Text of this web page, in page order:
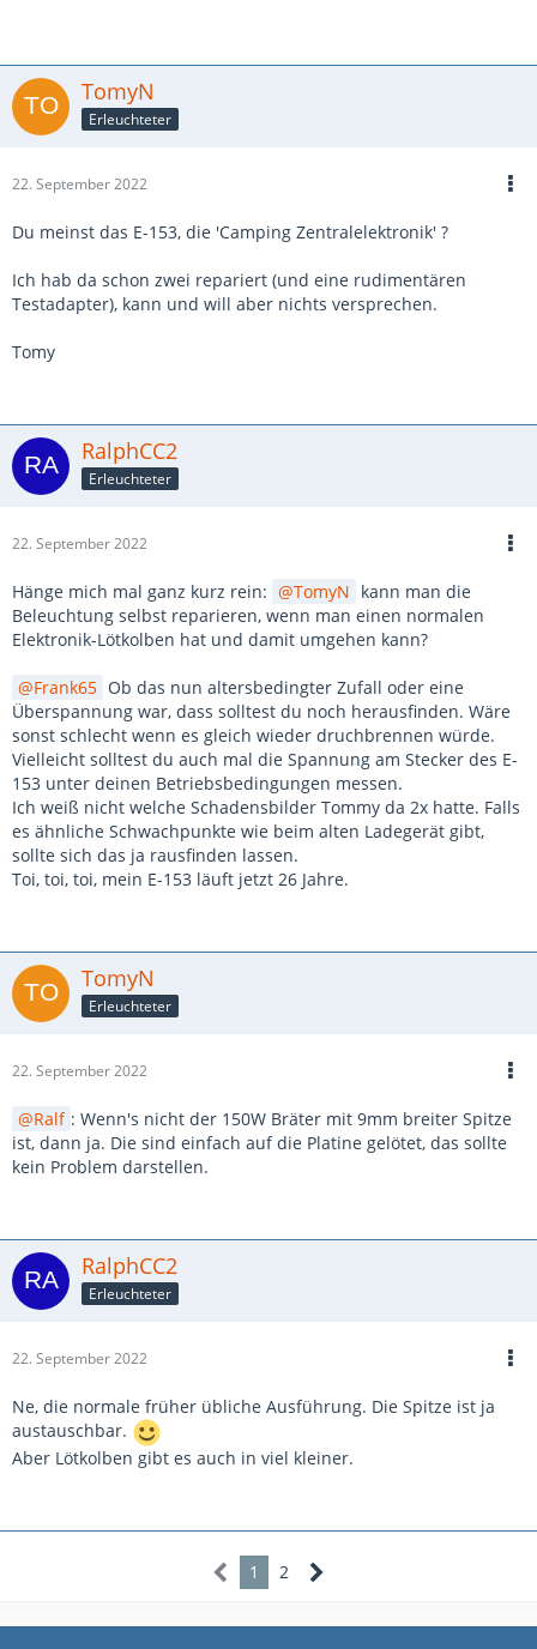
TomyN
Erleuchteter
22. September 2022
Du meinst das E-153, die 'Camping Zentralelektronik' ?
Ich hab da schon zwei repariert (und eine rudimentären
Testadapter), kann und will aber nichts versprechen.
Tomy
RalphCC2
Erleuchteter
22. September 2022
Hänge mich mal ganz kurz rein: TomyN kann man die
Beleuchtung selbst reparieren, wenn man einen normalen
Elektronik-Lötkolben hat und damit umgehen kann?
Frank65 Ob das nun altersbedingter Zufall oder eine
Überspannung war, dass solltest du noch herausfinden. Wäre
sonst schlecht wenn es gleich wieder druchbrennen würde.
Vielleicht solltest du auch mal die Spannung am Stecker des E-
153 unter deinen Betriebsbedingungen messen.
Ich weiß nicht welche Schadensbilder Tommy da 2x hatte. Falls
es ähnliche Schwachpunkte wie beim alten Ladegerät gibt,
sollte sich das ja rausfinden lassen.
Toi, toi, toi, mein E-153 läuft jetzt 26 Jahre.
TomyN
Erleuchteter
22. September 2022
Ralf : Wenn's nicht der 150W Bräter mit 9mm breiter Spitze
ist, dann ja. Die sind einfach auf die Platine gelötet, das sollte
kein Problem darstellen.
RalphCC2
Erleuchteter
22. September 2022
Ne, die normale früher übliche Ausführung. Die Spitze ist ja
austauschbar.
Aber Lötkolben gibt es auch in viel kleiner.
1 2